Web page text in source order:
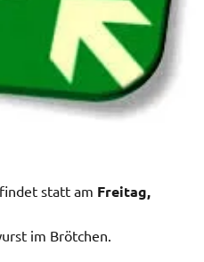
statt am Freitag,
im Brötchen.